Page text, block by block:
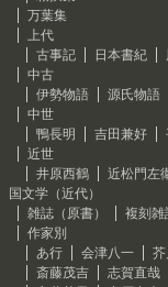
万葉集
上代
古事記
日本書紀
中古
伊勢物語
源氏物語
中世
鴨長明
吉田兼好
近世
井原西鶴
近松門左
国文学（近代）
雑誌（原書）
複刻雑
作家別
あ行
会津八一
斎藤茂吉
志賀直哉